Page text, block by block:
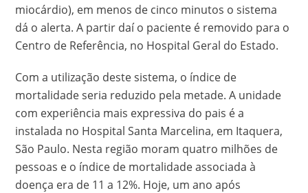
miocárdio), em menos de cinco minutos o sistema
dá o alerta. A partir daí o paciente é removido para o
Centro de Referência, no Hospital Geral do Estado.
Com a utilização deste sistema, o índice de
mortalidade seria reduzido pela metade. A unidade
com experiência mais expressiva do pais é a
instalada no Hospital Santa Marcelina, em Itaquera,
São Paulo. Nesta região moram quatro milhões de
pessoas e o índice de mortalidade associada à
doença era de 11 a 12%. Hoje, um ano após